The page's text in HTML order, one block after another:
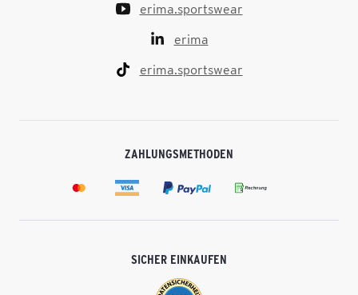
erima.sportswear
erima
erima.sportswear
ZAHLUNGSMETHODEN
SICHER EINKAUFEN